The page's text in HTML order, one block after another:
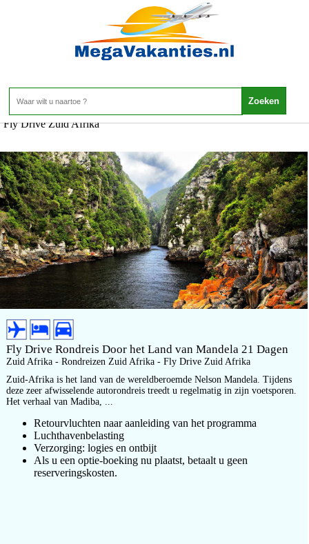
Home>Fly Drive Zuid Afrika Fly Drive Zuid Afrika
Fly Drive Zuid Afrika
Fly Drive Rondreis Door het Land van Mandela 21 Dagen
Zuid Afrika - Rondreizen Zuid Afrika - Fly Drive Zuid Afrika
Zuid-Afrika is het land van de wereldberoemde Nelson Mandela. Tijdens
deze zeer afwisselende autorondreis treedt u regelmatig in zijn voetsporen.
Het verhaal van Madiba, ...
Retourvluchten naar aanleiding van het programma
Luchthavenbelasting
Verzorging: logies en ontbijt
Als u een optie-boeking nu plaatst, betaalt u geen
reserveringskosten.